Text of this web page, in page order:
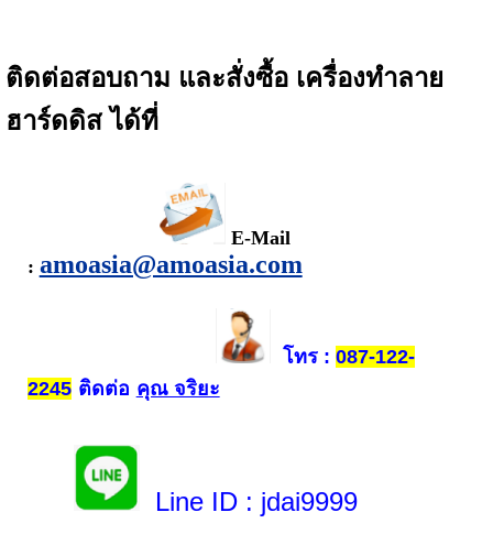
ติดต่อสอบถาม และสั่งซื้อ เครื่องทำลาย
ฮาร์ดดิสได้ที่
E-Mail
: amoasia@amoasia.com
โทร: 087-122-
2245ติดต่อ คุณ จริยะ
Line ID : jdai9999